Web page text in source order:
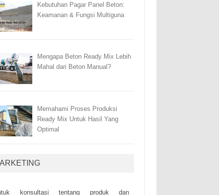
Kebutuhan Pagar Panel Beton:
Keamanan & Fungsi Multiguna
Mengapa Beton Ready Mix Lebih
Mahal dari Beton Manual?
Memahami Proses Produksi
Ready Mix Untuk Hasil Yang
Optimal
kоnsultаsі tеntаng рrоduk dаn